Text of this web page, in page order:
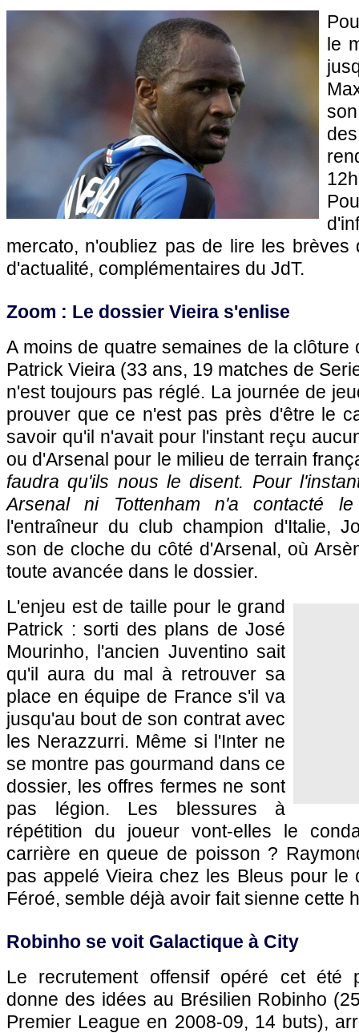
le
mercato, n'oubliez pas de lire les
d'actualité, complémentaires du JdT.
Zoom : Le dossier Vieira s'enlise
A moins de quatre semaines de la clôture
Patrick Vieira (33 ans, 19 matches de
n'est toujours pas réglé. La journée de
prouver que ce n'est pas près d'être le
savoir qu'il n'avait pour l'instant reçu
ou d'Arsenal pour le milieu de terrain
faudra qu'ils nous le disent. Pour
Arsenal ni Tottenham n'a contacté
l'entraîneur du club champion d'Italie,
son de cloche du côté d'Arsenal, où
toute avancée dans le dossier.
L'enjeu est de taille pour le grand
Patrick : sorti des plans de José
Mourinho, l'ancien Juventino sait
qu'il aura du mal à retrouver sa
place en équipe de France s'il va
jusqu'au bout de son contrat avec
les Nerazzurri. Même si l'Inter ne
se montre pas gourmand dans ce
dossier, les offres fermes ne sont
pas légion. Les blessures à
répétition du joueur vont-elles le
carrière en queue de poisson ?
pas appelé Vieira chez les Bleus pour le
Féroé, semble déjà avoir fait sienne cette
Robinho se voit Galactique à City
Le recrutement offensif opéré cet été
donne des idées au Brésilien Robinho
Premier League en 2008-09, 14 buts),